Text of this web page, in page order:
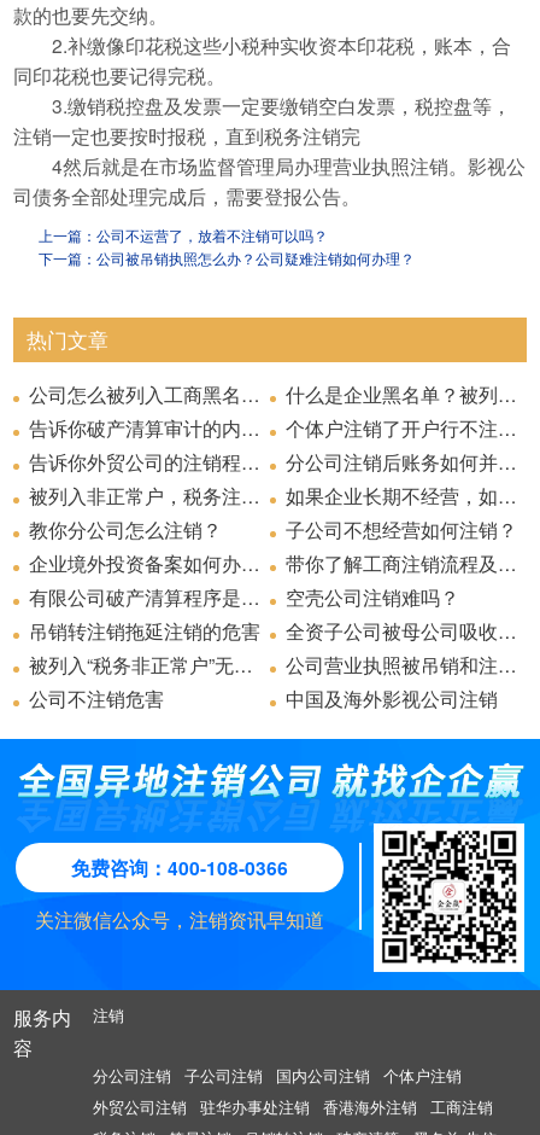
款的也要先交纳。
2.补缴像印花税这些小税种实收资本印花税，账本，合
同印花税也要记得完税。
3.缴销税控盘及发票一定要缴销空白发票，税控盘等，
注销一定也要按时报税，直到税务注销完
4然后就是在市场监督管理局办理营业执照注销。影视公
司债务全部处理完成后，需要登报公告。
上一篇：公司不运营了，放着不注销可以吗？
下一篇：公司被吊销执照怎么办？公司疑难注销如何办理？
热门文章
公司怎么被列入工商黑名单？
什么是企业黑名单？被列入黑名单有什么严重后果？
告诉你破产清算审计的内容？
个体户注销了开户行不注销行吗
告诉你外贸公司的注销程序？
分公司注销后账务如何并入总公司
被列入非正常户，税务注销怎么办？
如果企业长期不经营，如果公司不考虑转让，建议注销！
教你分公司怎么注销？
子公司不想经营如何注销？
企业境外投资备案如何办理注销?
带你了解工商注销流程及简易注销资料
有限公司破产清算程序是什么
空壳公司注销难吗？
吊销转注销拖延注销的危害
全资子公司被母公司吸收合并，现申请注销工商登记，还需要公告吗？
被列入“税务非正常户”无法办理公司注销该怎么办？
公司营业执照被吊销和注销营业执照的区别
公司不注销危害
中国及海外影视公司注销
免费咨询：400-108-0366
关注微信公众号，注销资讯早知道
服务内
容
注销
分公司注销 子公司注销 国内公司注销
个体户注销
外贸公司注销
驻华办事处注销 香港海外注销
工商注销